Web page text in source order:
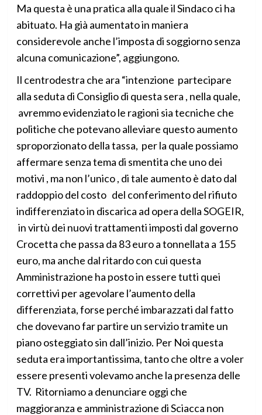
Ma questa è una pratica alla quale il Sindaco ci ha
abituato. Ha già aumentato in maniera
considerevole anche l’imposta di soggiorno senza
alcuna comunicazione”, aggiungono.
Il centrodestra che ara “intenzione partecipare
alla seduta di Consiglio di questa sera , nella quale,
avremmo evidenziato le ragioni sia tecniche che
politiche che potevano alleviare questo aumento
sproporzionato della tassa, per la quale possiamo
affermare senza tema di smentita che uno dei
motivi , ma non l’unico , di tale aumento è dato dal
raddoppio del costo del conferimento del rifiuto
indifferenziato in discarica ad opera della SOGEIR,
in virtù dei nuovi trattamenti imposti dal governo
Crocetta che passa da 83 euro a tonnellata a 155
euro, ma anche dal ritardo con cui questa
Amministrazione ha posto in essere tutti quei
correttivi per agevolare l’aumento della
differenziata, forse perché imbarazzati dal fatto
che dovevano far partire un servizio tramite un
piano osteggiato sin dall’inizio. Per Noi questa
seduta era importantissima, tanto che oltre a voler
essere presenti volevamo anche la presenza delle
TV. Ritorniamo a denunciare oggi che
maggioranza e amministrazione di Sciacca non